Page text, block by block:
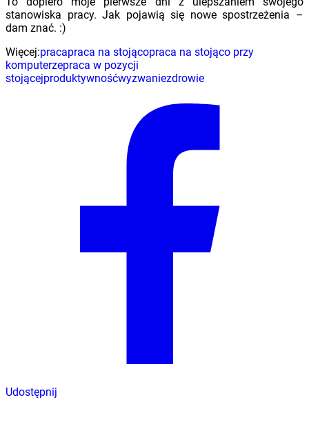
stanowiska pracy. Jak pojawią się nowe spostrzeżenia –
dam znać. :)
Więcej:pracapraca na stojącopraca na stojąco przy
komputerzepraca w pozycji
stojącejproduktywnośćwyzwaniezdrowie
Udostępnij